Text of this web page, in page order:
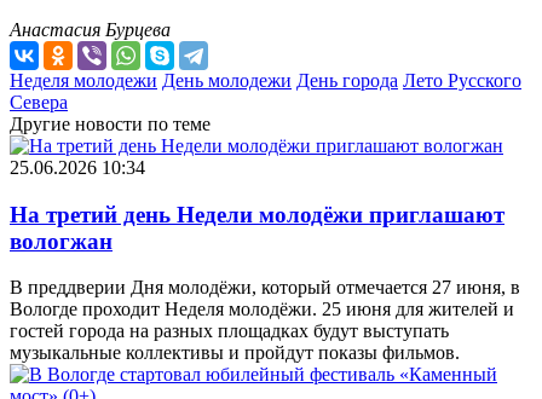
Анастасия Бурцева
Неделя молодежи День молодежи День города Лето Русского
Севера
Другие новости по теме
25.06.2026 10:34
На третий день Недели молодёжи приглашают
вологжан
В преддверии Дня молодёжи, который отмечается 27 июня, в
Вологде проходит Неделя молодёжи. 25 июня для жителей и
гостей города на разных площадках будут выступать
музыкальные коллективы и пройдут показы фильмов.